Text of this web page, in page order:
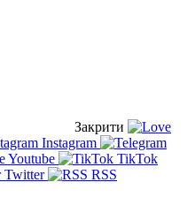
Закрити
Instagram
Youtube
TikTok
Twitter RSS